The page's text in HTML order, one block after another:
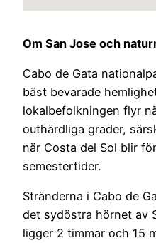
Om San Jose och
Cabo de Gata
bäst bevarade
lokalbefolkningen flyr
outhärdliga grader,
när Costa del Sol blir
semestertider.
Stränderna i Cabo de
det sydöstra hörnet av
ligger 2 timmar och 15